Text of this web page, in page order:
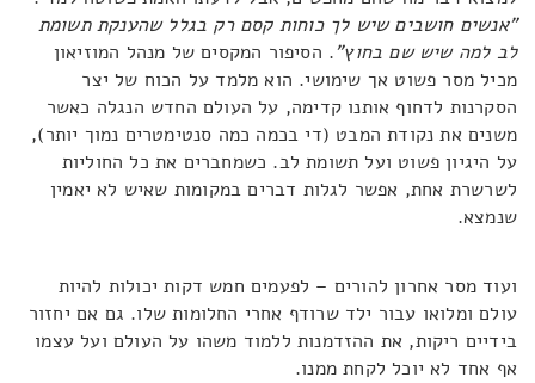
"אנשים חושבים שיש לך כוחות קסם רק בגלל שהענקת תשומת
לב למה שיש שם בחוץ". הסיפור המקסים של מנהל המוזיאון
מכיל מסר פשוט אך שימושי. הוא מלמד על הכוח של יצר
הסקרנות לדחוף אותנו קדימה, על העולם החדש הנגלה כאשר
משנים את נקודת המבט (די בכמה כמה סנטימטרים נמוך יותר),
על היגיון פשוט ועל תשומת לב. כשמחברים את כל החוליות
לשרשרת אחת, אפשר לגלות דברים במקומות שאיש לא יאמין
שנמצא.
ועוד מסר אחרון להורים – לפעמים חמש דקות יכולות להיות
עולם ומלואו עבור ילד שרודף אחרי החלומות שלו. גם אם יחזור
בידיים ריקות, את ההזדמנות ללמוד משהו על העולם ועל עצמו
אף אחד לא יוכל לקחת ממנו.